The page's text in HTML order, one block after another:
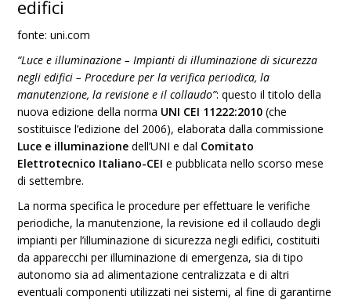
edifici
fonte: uni.com
“Luce e illuminazione – Impianti di illuminazione di sicurezza
negli edifici – Procedure per la verifica periodica, la
manutenzione, la revisione e il collaudo”: questo il titolo della
nuova edizione della norma UNI CEI 11222:2010 (che
sostituisce l’edizione del 2006), elaborata dalla commissione
Luce e illuminazione dell’UNI e dal Comitato
Elettrotecnico Italiano-CEI e pubblicata nello scorso mese
di settembre.
La norma specifica le procedure per effettuare le verifiche
periodiche, la manutenzione, la revisione ed il collaudo degli
impianti per l’illuminazione di sicurezza negli edifici, costituiti
da apparecchi per illuminazione di emergenza, sia di tipo
autonomo sia ad alimentazione centralizzata e di altri
eventuali componenti utilizzati nei sistemi, al fine di garantirne